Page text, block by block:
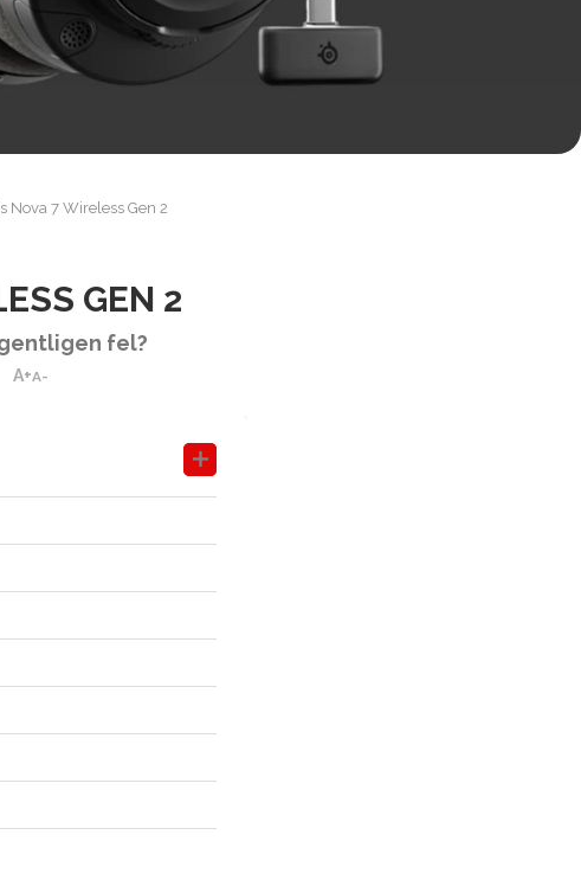
Nova 7 Wireless Gen 2
GEN 2
fel?
A+A-